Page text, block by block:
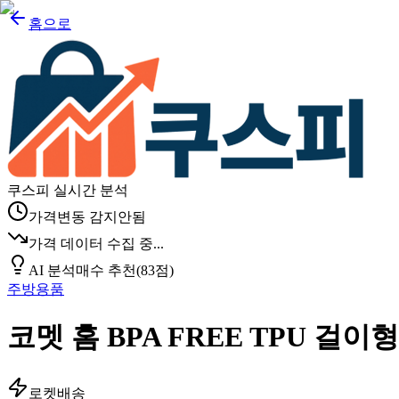
홈으로
쿠스피 실시간 분석
가격변동 감지안됨
가격 데이터 수집 중...
AI 분석매수 추천(83점)
주방용품
코멧 홈 BPA FREE TPU 걸이
로켓배송